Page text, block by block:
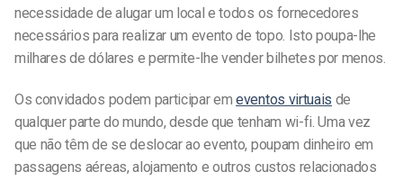
necessidade de alugar um local e todos os fornecedores
necessários para realizar um evento de topo. Isto poupa-lhe
milhares de dólares e permite-lhe vender bilhetes por menos.
Os convidados podem participar emeventos virtuais de
qualquer parte do mundo, desde que tenham wi-fi. Uma vez
que não têm de se deslocar ao evento, poupam dinheiro em
passagens aéreas, alojamento e outros custos relacionados